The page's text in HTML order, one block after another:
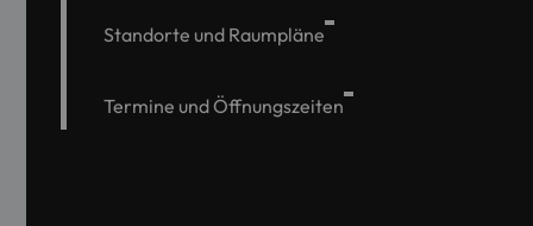
Standorte und Raumpläne
Termine und Öffnungszeiten